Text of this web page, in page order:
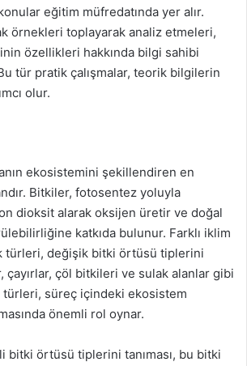
eğitim müfredatında yer alır.
örnekleri toplayarak analiz etmeleri,
özellikleri hakkında bilgi sahibi
tür pratik çalışmalar, teorik bilgilerin
olur.
ekosistemini şekillendiren en
Bitkiler, fotosentez yoluyla
dioksit alarak oksijen üretir ve doğal
katkıda bulunur. Farklı iklim
türleri, değişik bitki örtüsü tiplerini
çayırlar, çöl bitkileri ve sulak alanlar gibi
süreç içindeki ekosistem
önemli rol oynar.
bitki örtüsü tiplerini tanıması, bu bitki